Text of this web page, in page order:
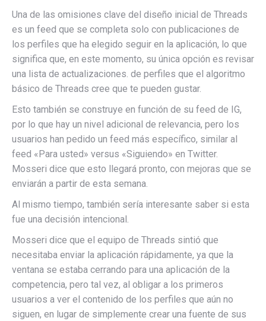
Una de las omisiones clave del diseño inicial de Threads
es un feed que se completa solo con publicaciones de
los perfiles que ha elegido seguir en la aplicación, lo que
significa que, en este momento, su única opción es revisar
una lista de actualizaciones. de perfiles que el algoritmo
básico de Threads cree que te pueden gustar.
Esto también se construye en función de su feed de IG,
por lo que hay un nivel adicional de relevancia, pero los
usuarios han pedido un feed más específico, similar al
feed «Para usted» versus «Siguiendo» en Twitter.
Mosseri dice que esto llegará pronto, con mejoras que se
enviarán a partir de esta semana.
Al mismo tiempo, también sería interesante saber si esta
fue una decisión intencional.
Mosseri dice que el equipo de Threads sintió que
necesitaba enviar la aplicación rápidamente, ya que la
ventana se estaba cerrando para una aplicación de la
competencia, pero tal vez, al obligar a los primeros
usuarios a ver el contenido de los perfiles que aún no
siguen, en lugar de simplemente crear una fuente de sus